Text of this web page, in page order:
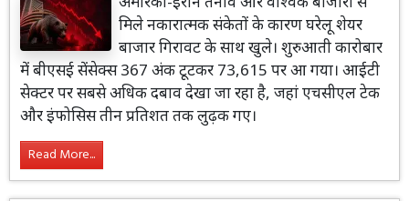
मिले नकारात्मक संकेतों के कारण घरेलू शेयर
बाजार गिरावट के साथ खुले। शुरुआती कारोबार
में बीएसई सेंसेक्स 367 अंक टूटकर 73,615 पर आ गया। आईटी
सेक्टर पर सबसे अधिक दबाव देखा जा रहा है, जहां एचसीएल टेक
और इंफोसिस तीन प्रतिशत तक लुढ़क गए।
Read More...